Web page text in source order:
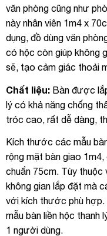
văn phòng cũng như
này nhân viên 1m4 x
dụng, đồ dùng văn
có hộc còn giúp không
sẽ, tạo cảm giác thoải
Chất liệu: Bàn được
lý có khả năng chống
tróc cao, rất dễ dàng,
Kích thước các mẫu
rộng mặt bàn giao
chuẩn 75cm. Tùy thuộc
không gian lắp đặt mà
với kích thước phù hợp.
mẫu bàn liền hộc
1 người dùng.